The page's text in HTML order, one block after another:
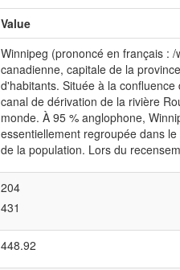
Value
Winnipeg (prononcé en français : /
canadienne, capitale de la
d'habitants. Située à la
canal de dérivation de la rivière
monde. À 95 % anglophone,
essentiellement regroupée dans
de la population. Lors du
204
431
448.92